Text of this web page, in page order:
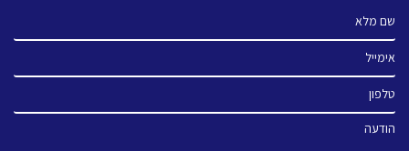
שם מלא
אימייל
טלפון
הודעה